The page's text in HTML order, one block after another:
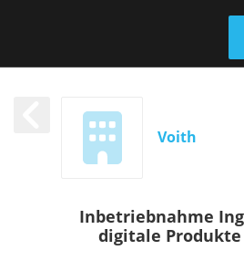
Voith
Inbetriebnahme
digitale